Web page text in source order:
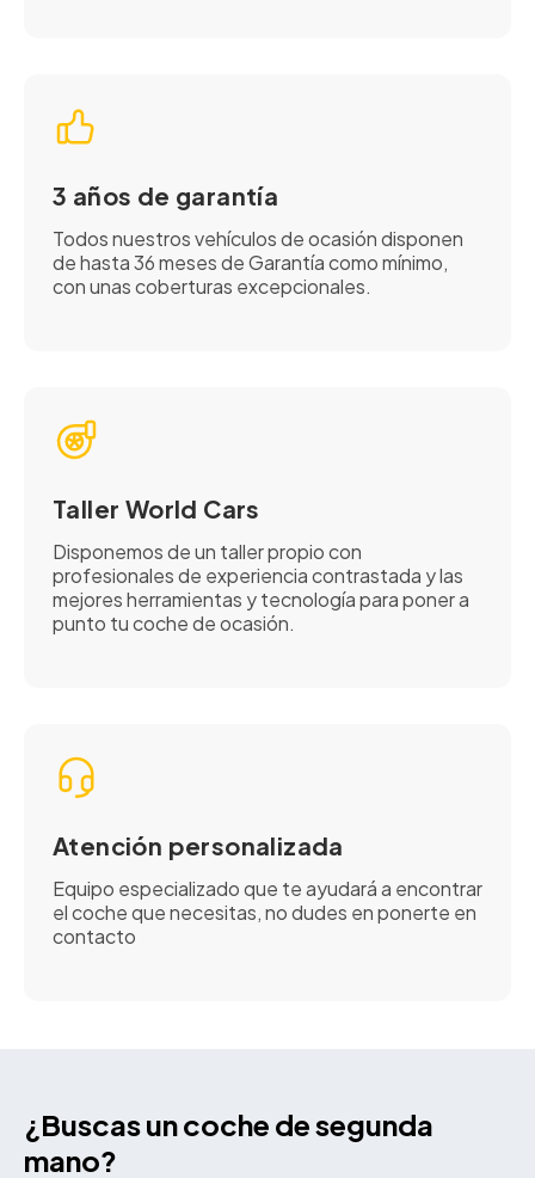
3 años de garantía
Todos nuestros vehículos de ocasión disponen
de hasta 36 meses de Garantía como mínimo,
con unas coberturas excepcionales.
Taller World Cars
Disponemos de un taller propio con
profesionales de experiencia contrastada y las
mejores herramientas y tecnología para poner a
punto tu coche de ocasión.
Atención personalizada
Equipo especializado que te ayudará a encontrar
el coche que necesitas, no dudes en ponerte en
contacto
¿Buscas un coche de segunda
mano?